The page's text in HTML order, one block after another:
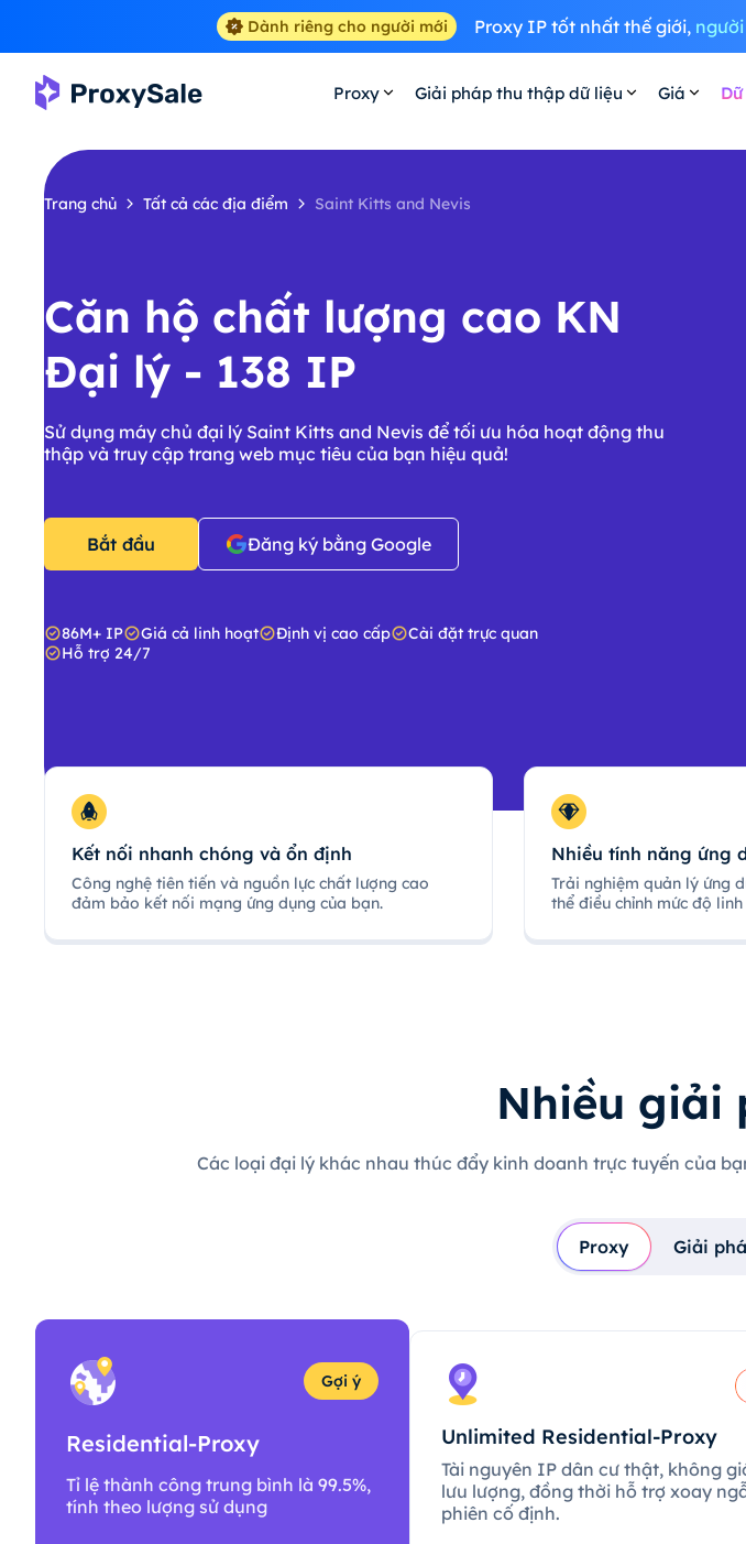
Dành riêng cho người mới Proxy IP tốt nhất thế giới,
Proxy Giải pháp thu thập dữ liệu Giá
Trang chủ Tất cả các địa điểm Saint Kitts and Nevis
Căn hộ chất lượng cao KN
Đại lý - 138 IP
Sử dụng máy chủ đại lý Saint Kitts and Nevis để tối ưu hóa hoạt động thu
thập và truy cập trang web mục tiêu của bạn hiệu quả!
Bắt đầu Đăng ký bằng Google
86M+ IP Giá cả linh hoạt Định vị cao cấp
Cài đặt trực quan
Hỗ trợ 24/7
Kết nối nhanh chóng và ổn định
Công nghệ tiên tiến và nguồn lực chất lượng cao
đảm bảo kết nối mạng ứng dụng của bạn.
Nhiều tính năng ứng
Trải nghiệm quản lý ứng
thể điều chỉnh mức độ
Nhiều giải
Các loại đại lý khác nhau thúc đẩy kinh doanh trực tuyến của
Proxy Giải
Gợi ý
Residential-Proxy
Tỉ lệ thành công trung bình là 99.5%,
tính theo lượng sử dụng
Unlimited Residential-Proxy
Tài nguyên IP dân cư thật, không
lưu lượng, đồng thời hỗ trợ xoay
phiên cố định.